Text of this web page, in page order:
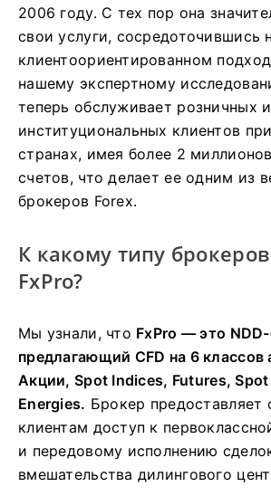
2006 году. С тех пор она
свои услуги, сосредоточившись
клиентоориентированном
нашему экспертному
теперь обслуживает розничных и
институциональных клиентов
странах, имея более 2
счетов, что делает ее одним из
брокеров Forex.
К какому типу
FxPro?
Мы узнали, что FxPro — это
предлагающий CFD на 6 классов
Акции, Spot Indices, Futures,
Energies. Брокер предоставляет
клиентам доступ к
и передовому исполнению
вмешательства дилингового